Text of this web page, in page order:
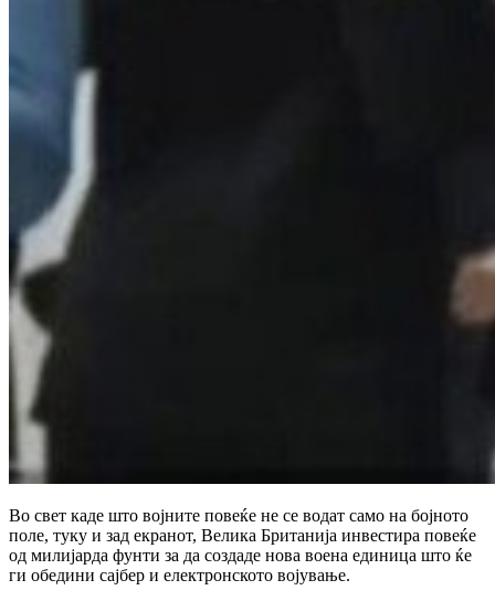
Во свет каде што војните повеќе не се водат само на бојното
поле, туку и зад екранот, Велика Британија инвестира повеќе
од милијарда фунти за да создаде нова воена единица што ќе
ги обедини сајбер и електронското војување.